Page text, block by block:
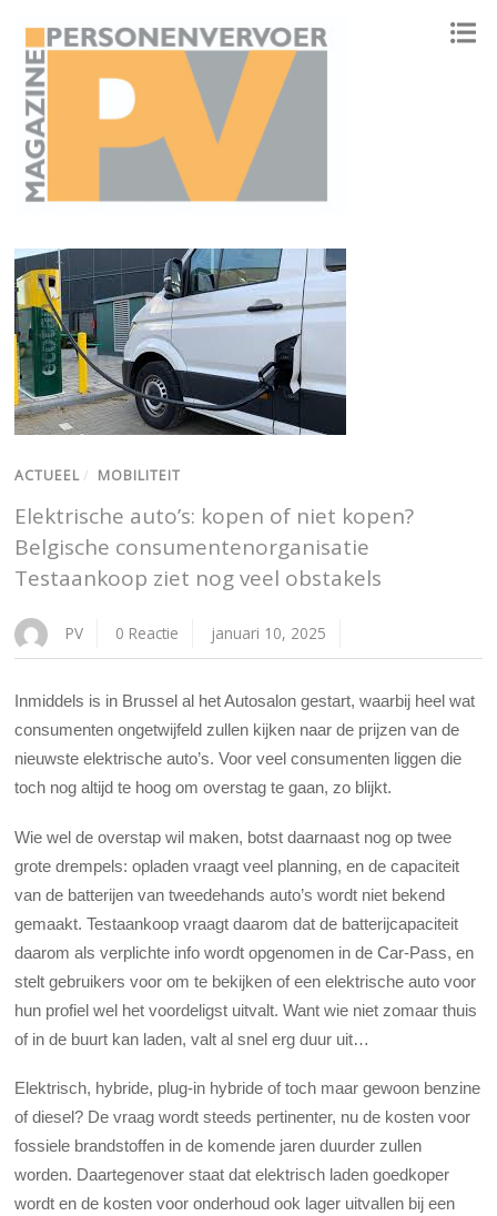
ACTUEEL / MOBILITEIT
Elektrische auto’s: kopen of niet kopen?
Belgische consumentenorganisatie
Testaankoop ziet nog veel obstakels
PV 0 Reactie januari 10, 2025
Inmiddels is in Brussel al het Autosalon gestart, waarbij heel wat
consumenten ongetwijfeld zullen kijken naar de prijzen van de
nieuwste elektrische auto’s. Voor veel consumenten liggen die
toch nog altijd te hoog om overstag te gaan, zo blijkt.
Wie wel de overstap wil maken, botst daarnaast nog op twee
grote drempels: opladen vraagt veel planning, en de capaciteit
van de batterijen van tweedehands auto’s wordt niet bekend
gemaakt. Testaankoop vraagt daarom dat de batterijcapaciteit
daarom als verplichte info wordt opgenomen in de Car-Pass, en
stelt gebruikers voor om te bekijken of een elektrische auto voor
hun profiel wel het voordeligst uitvalt. Want wie niet zomaar thuis
of in de buurt kan laden, valt al snel erg duur uit…
Elektrisch, hybride, plug-in hybride of toch maar gewoon benzine
of diesel? De vraag wordt steeds pertinenter, nu de kosten voor
fossiele brandstoffen in de komende jaren duurder zullen
worden. Daartegenover staat dat elektrisch laden goedkoper
wordt en de kosten voor onderhoud ook lager uitvallen bij een